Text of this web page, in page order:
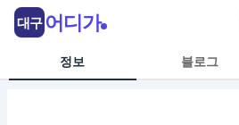
정보 블로그
대구 어디가